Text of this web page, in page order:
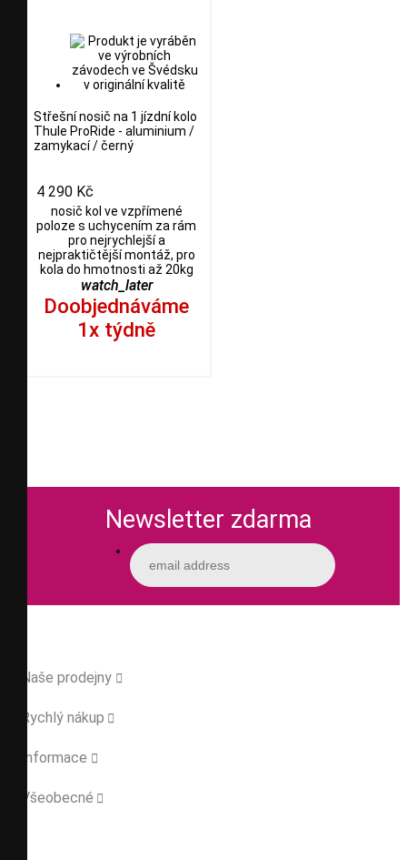
Střešní nosič na 1 jízdní kolo
Thule ProRide - aluminium /
zamykací / černý
4 290 Kč
nosič kol ve vzpřímené
poloze s uchycením za rám
pro nejrychlejší a
nejpraktičtější montáž, pro
kola do hmotnosti až 20kg
watch_later
Doobjednáváme
1x týdně
Newsletter zdarma
Naše prodejny 
Rychlý nákup 
Informace 
Všeobecné 